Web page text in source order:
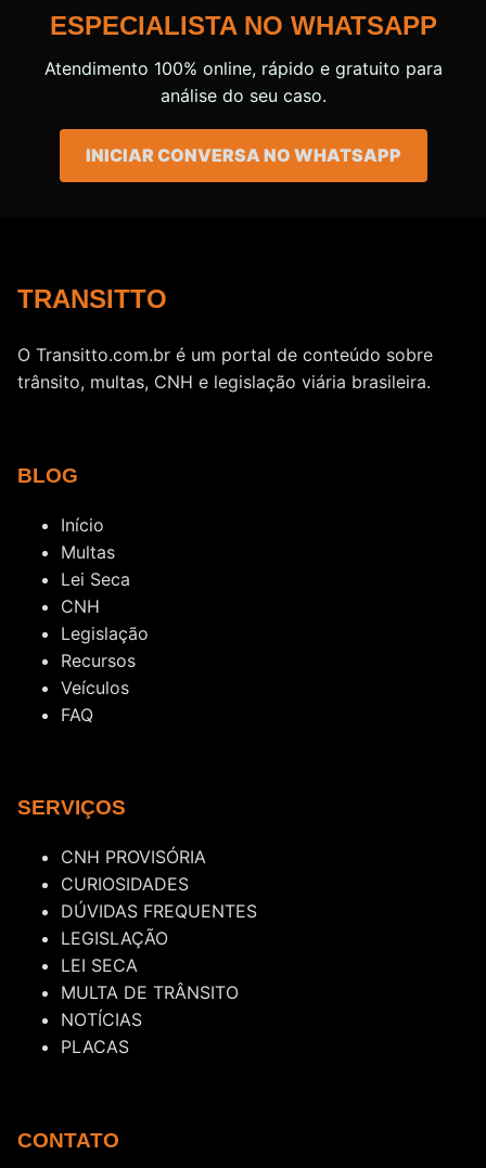
ESPECIALISTA NO WHATSAPP
Atendimento 100% online, rápido e gratuito para
análise do seu caso.
INICIAR CONVERSA NO WHATSAPP
TRANSITTO
O Transitto.com.br é um portal de conteúdo sobre
trânsito, multas, CNH e legislação viária brasileira.
BLOG
Início
Multas
Lei Seca
CNH
Legislação
Recursos
Veículos
FAQ
SERVIÇOS
CNH PROVISÓRIA
CURIOSIDADES
DÚVIDAS FREQUENTES
LEGISLAÇÃO
LEI SECA
MULTA DE TRÂNSITO
NOTÍCIAS
PLACAS
CONTATO